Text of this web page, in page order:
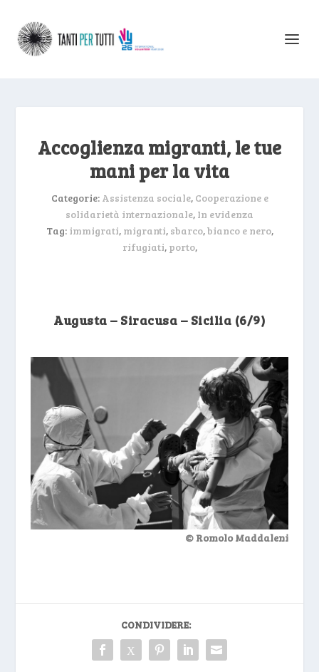
Accoglienza migranti, le tue
mani per la vita
Categorie: Assistenza sociale, Cooperazione e
solidarietà internazionale, In evidenza
Tag: immigrati, migranti, sbarco,bianco e nero,
rifugiati, porto,
Augusta – Siracusa – Sicilia (6/9)
© Romolo Maddaleni
CONDIVIDERE: